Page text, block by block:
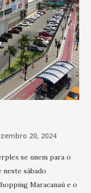
centros, onde a
precária. Nesta
Sertão FM,
da Cobra, no
tem
O ministro das
o importante
20, 2024
se unem para o
neste sábado
Maracanaú e o